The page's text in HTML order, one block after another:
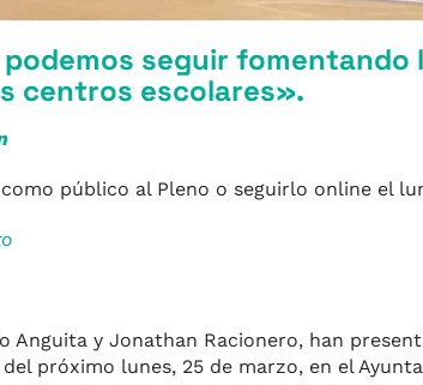
seguir
centros escolares».
público al Pleno o seguirlo online el
Anguita y Jonathan Racionero, han
próximo lunes, 25 de marzo, en el